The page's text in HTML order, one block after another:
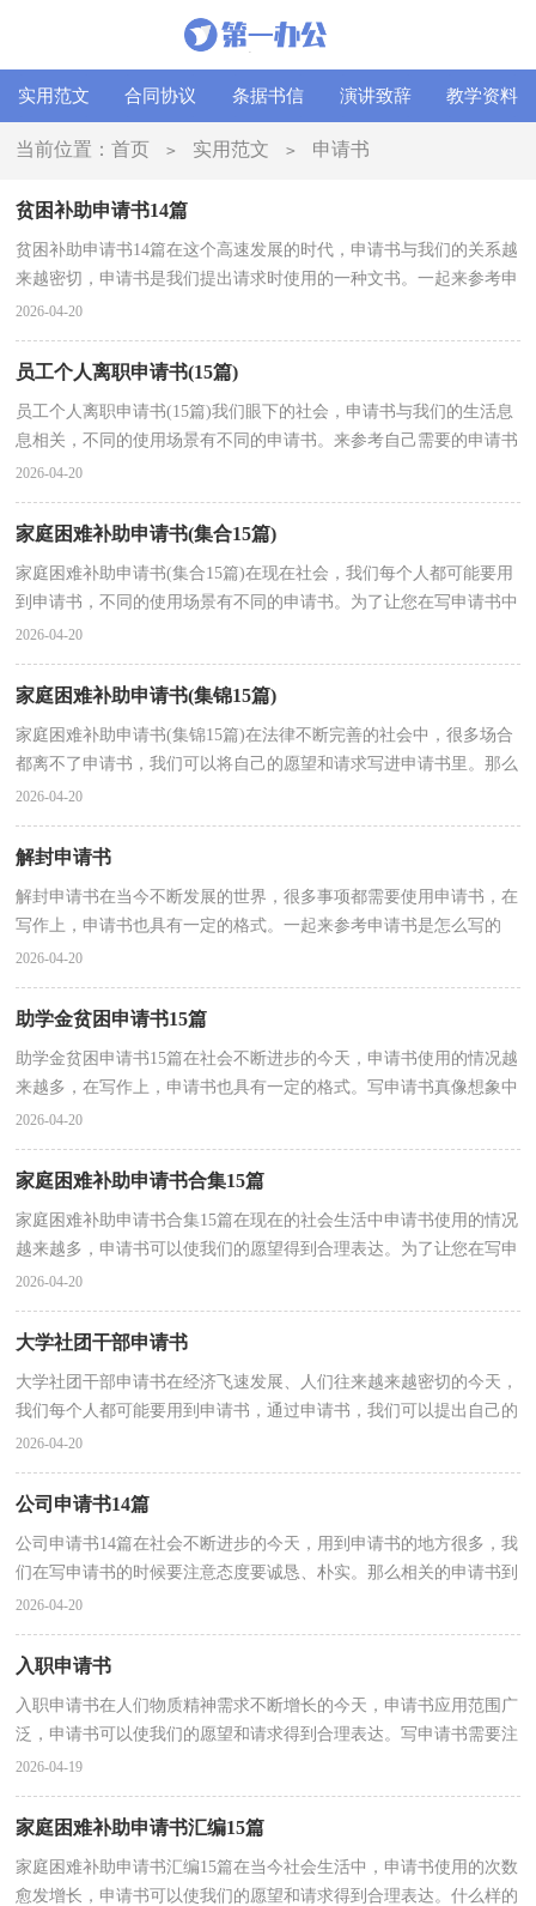
实用范文 合同协议 条据书信 演讲致辞 教学资料
当前位置：首页 > 实用范文 > 申请书
贫困补助申请书14篇
贫困补助申请书14篇在这个高速发展的时代，申请书与我们的关系越
来越密切，申请书是我们提出请求时使用的一种文书。一起来参考申
请书是怎么写的吧，下面是小编为大家整理的贫困补...
2026-04-20
员工个人离职申请书(15篇)
员工个人离职申请书(15篇)我们眼下的社会，申请书与我们的生活息
息相关，不同的使用场景有不同的申请书。来参考自己需要的申请书
吧！以下是小编帮大家整理的员工个人离职申请书，希...
2026-04-20
家庭困难补助申请书(集合15篇)
家庭困难补助申请书(集合15篇)在现在社会，我们每个人都可能要用
到申请书，不同的使用场景有不同的申请书。为了让您在写申请书中
更加简单方便，下面是小编精心整理的家庭困难补助...
2026-04-20
家庭困难补助申请书(集锦15篇)
家庭困难补助申请书(集锦15篇)在法律不断完善的社会中，很多场合
都离不了申请书，我们可以将自己的愿望和请求写进申请书里。那么
写申请书真的很难吗？下面是小编为大家收集的家庭...
2026-04-20
解封申请书
解封申请书在当今不断发展的世界，很多事项都需要使用申请书，在
写作上，申请书也具有一定的格式。一起来参考申请书是怎么写的
吧，以下是小编整理的解封申请书，欢迎大家分享。解封申...
2026-04-20
助学金贫困申请书15篇
助学金贫困申请书15篇在社会不断进步的今天，申请书使用的情况越
来越多，在写作上，申请书也具有一定的格式。写申请书真像想象中
那么难吗？下面是小编精心整理的助学金贫困申请书，欢...
2026-04-20
家庭困难补助申请书合集15篇
家庭困难补助申请书合集15篇在现在的社会生活中申请书使用的情况
越来越多，申请书可以使我们的愿望得到合理表达。为了让您在写申
请书中更加简单方便，以下是小编为大家整理的家...
2026-04-20
大学社团干部申请书
大学社团干部申请书在经济飞速发展、人们往来越来越密切的今天，
我们每个人都可能要用到申请书，通过申请书，我们可以提出自己的
请求。相信许多人会觉得申请书很难写吧，以下是小编...
2026-04-20
公司申请书14篇
公司申请书14篇在社会不断进步的今天，用到申请书的地方很多，我
们在写申请书的时候要注意态度要诚恳、朴实。那么相关的申请书到
底怎么写呢？以下是小编整理的公司申请书，欢迎大家...
2026-04-20
入职申请书
入职申请书在人们物质精神需求不断增长的今天，申请书应用范围广
泛，申请书可以使我们的愿望和请求得到合理表达。写申请书需要注
意哪些问题呢？下面是小编为大家整理的入职申请书...
2026-04-19
家庭困难补助申请书汇编15篇
家庭困难补助申请书汇编15篇在当今社会生活中，申请书使用的次数
愈发增长，申请书可以使我们的愿望和请求得到合理表达。什么样的